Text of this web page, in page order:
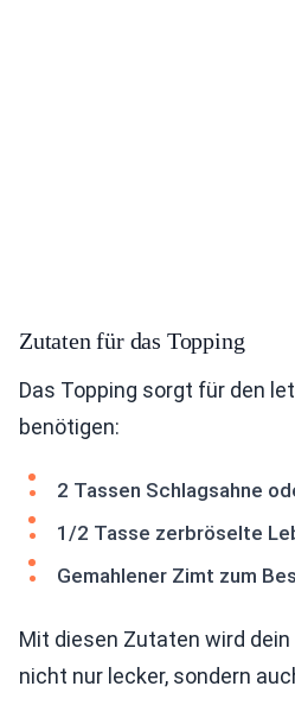
Zutaten für das Topping
Das Topping sorgt für den
benötigen:
2 Tassen Schlagsahne
1/2 Tasse zerbröselte
Gemahlener Zimt zum
Mit diesen Zutaten wird dein
nicht nur lecker, sondern